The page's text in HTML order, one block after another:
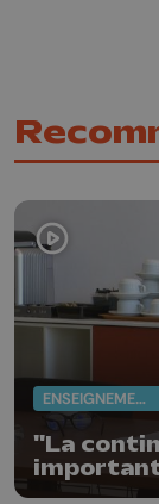
ENSEIGNEMENT
"La
réélue